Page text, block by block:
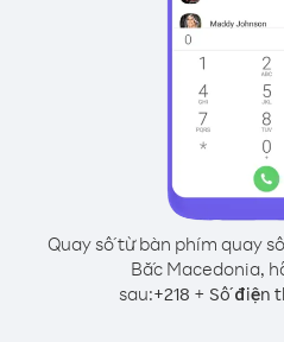
Quay số từ bàn phím quay
Bắc Macedonia,
sau:+218 + Số điện